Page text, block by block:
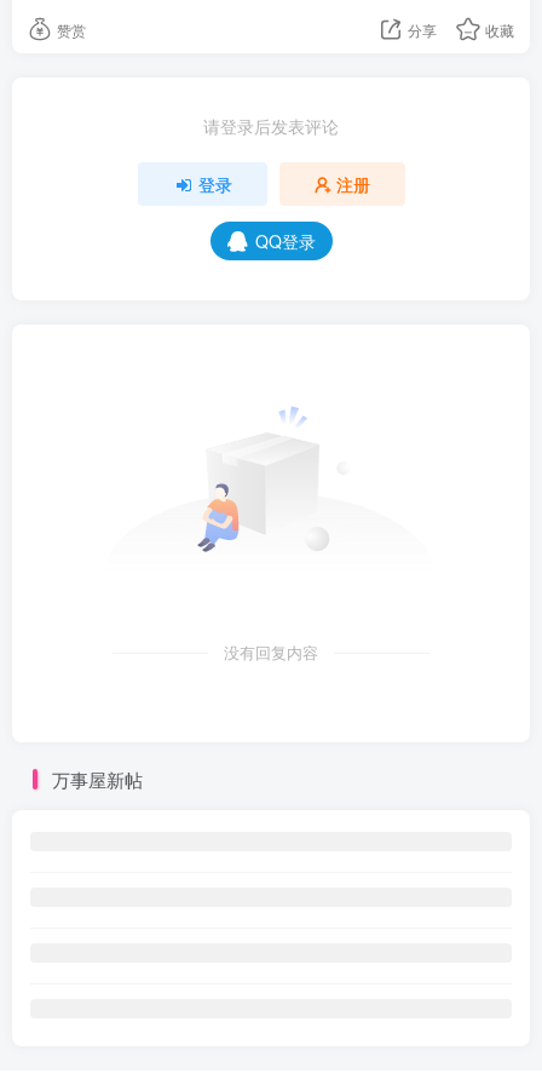
赞赏 分享 收藏
请登录后发表评论
登录 注册
QQ登录
没有回复内容
万事屋新帖